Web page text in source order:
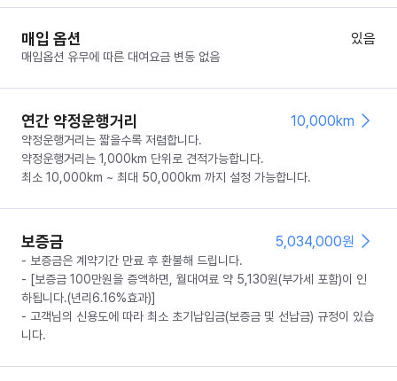
매입 옵션 있음
매입옵션 유무에 따른 대여요금 변동 없음
연간 약정운행거리 10,000km
약정운행거리는 짧을수록 저렴합니다.
약정운행거리는 1,000km 단위로 견적가능합니다.
최소 10,000km ~ 최대 50,000km 까지 설정 가능합니다.
보증금 5,034,000원
- 보증금은 계약기간 만료 후 환불해 드립니다.
- [보증금 100만원을 증액하면, 월대여료 약 5,130원(부가세 포함)이 인
하됩니다.(년리6.16%효과)]
- 고객님의 신용도에 따라 최소 초기납입금(보증금 및 선납금) 규정이 있습
니다.